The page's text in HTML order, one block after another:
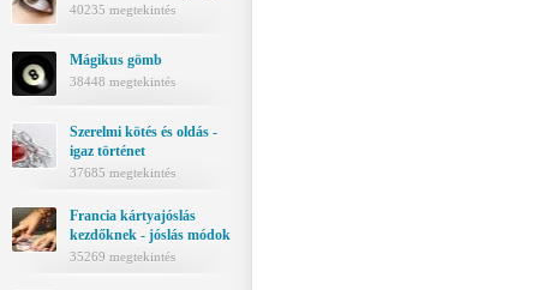
40235 megtekintés
Mágikus gömb
38448 megtekintés
Szerelmi kötés és oldás -
igaz történet
37685 megtekintés
Francia kártyajóslás
kezdőknek - jóslás módok
35269 megtekintés